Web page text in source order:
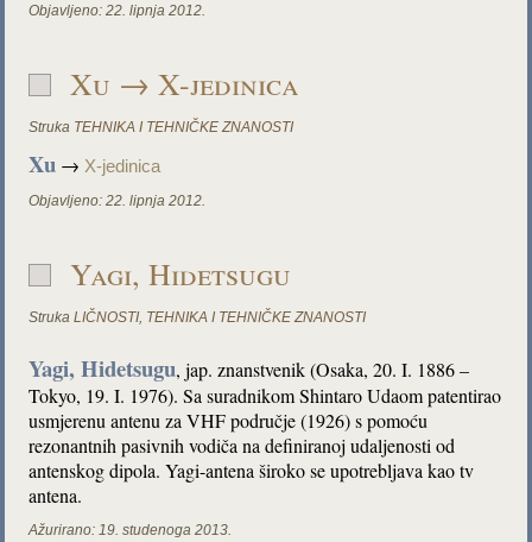
Objavljeno: 22. lipnja 2012.
Xu → X-jedinica
Struka TEHNIKA I TEHNIČKE ZNANOSTI
Xu → X-jedinica
Objavljeno: 22. lipnja 2012.
Yagi, Hidetsugu
Struka LIČNOSTI, TEHNIKA I TEHNIČKE ZNANOSTI
Yagi, Hidetsugu, jap. znanstvenik (Osaka, 20. I. 1886 –
Tokyo, 19. I. 1976). Sa suradnikom Shintaro Udaom patentirao
usmjerenu antenu za VHF područje (1926) s pomoću
rezonantnih pasivnih vodiča na definiranoj udaljenosti od
antenskog dipola. Yagi-antena široko se upotrebljava kao tv
antena.
Ažurirano: 19. studenoga 2013.